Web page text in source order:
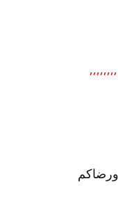
,,,,,,,,